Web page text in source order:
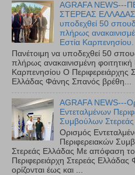
AGRAFA NEWS---
ΣΤΕΡΕΑΣ ΕΛΛΑΔΑΣ:
υποδεχθεί 50
πλήρως
Εστία Καρπενησίου.
Πανέτοιμη να υποδεχθεί 50
πλήρως ανακαινισμένη φοιτητική
Καρπενησίου Ο Περιφερειάρχης
Ελλάδας Φάνης Σπανός βρέθη...
AGRAFA NEWS---
Εντεταλμένων
Συμβούλων
Ορισμός
Περιφερειακών
Στερεάς Ελλάδας Με απόφαση
Περιφερειάρχη Στερεάς Ελλάδας
ορίζονται έως και ...